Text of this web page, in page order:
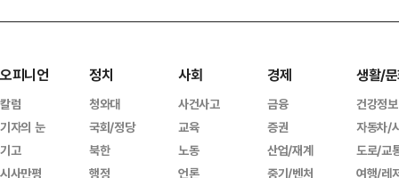
오피니언
칼럼
기자의 눈
기고
시사만평
정치
청와대
국회/정당
북한
행정
사회
사건사고
교육
노동
언론
경제
금융
증권
산업/재계
중기/벤처
생활/
건강정보
자동차/
도로/교
여행/레